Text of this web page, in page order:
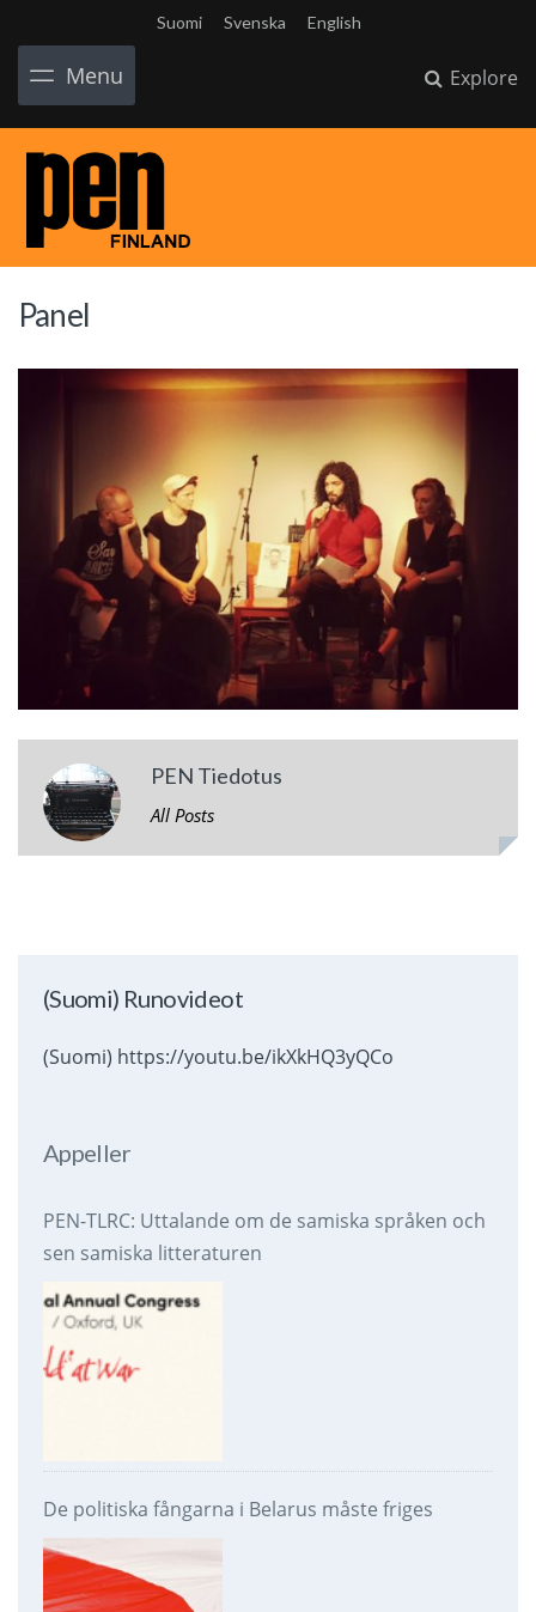
Suomi Svenska English
Menu Explore
Panel
PEN Tiedotus
All Posts
(Suomi) Runovideot
(Suomi) https://youtu.be/ikXkHQ3yQCo
Appeller
PEN-TLRC: Uttalande om de samiska språken och
sen samiska litteraturen
De politiska fångarna i Belarus måste friges